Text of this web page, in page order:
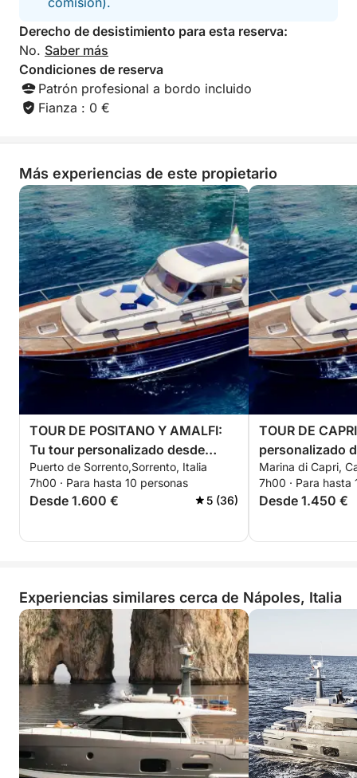
Derecho de desistimiento para esta reserva:
No. Saber más
Condiciones de reserva
Patrón profesional a bordo incluido
Fianza : 0 €
Más experiencias de este propietario
TOUR DE POSITANO Y AMALFI:
Tu tour personalizado desde
Sorrento
Puerto de Sorrento,Sorrento, Italia
7h00 · Para hasta 10 personas
Desde 1.600 € 5 (36)
TOUR DE
personalizado
Marina di Capri,
7h00 · Para hasta
Desde 1.450 €
Experiencias similares cerca de Nápoles, Italia